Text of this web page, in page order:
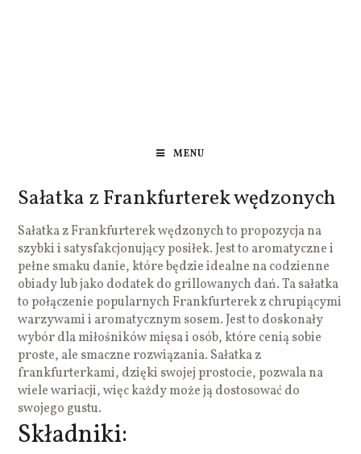
MENU
Sałatka z Frankfurterek wędzonych
Sałatka z Frankfurterek wędzonych to propozycja na
szybki i satysfakcjonujący posiłek. Jest to aromatyczne i
pełne smaku danie, które będzie idealne na codzienne
obiady lub jako dodatek do grillowanych dań. Ta sałatka
to połączenie popularnych Frankfurterek z chrupiącymi
warzywami i aromatycznym sosem. Jest to doskonały
wybór dla miłośników mięsa i osób, które cenią sobie
proste, ale smaczne rozwiązania. Sałatka z
frankfurterkami, dzięki swojej prostocie, pozwala na
wiele wariacji, więc każdy może ją dostosować do
swojego gustu.
Składniki: